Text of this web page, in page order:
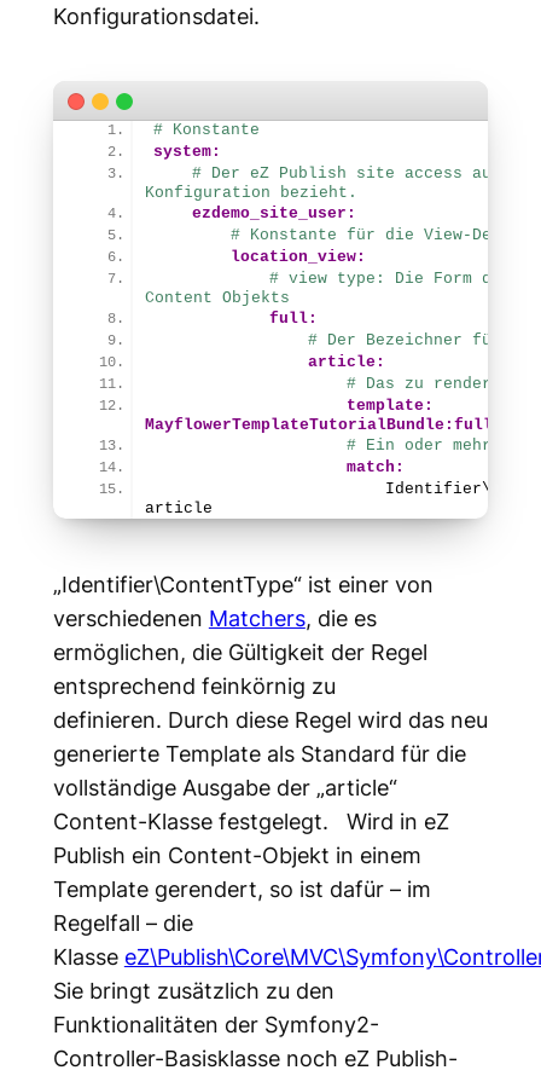
Konfigurationsdatei.
# Konstante
system:
# Der eZ Publish site access auf
Konfiguration bezieht.
ezdemo_site_user:
# Konstante für die View-
location_view:
# view type: Die Form der
Content Objekts
full:
# Der Bezeichner für die
article:
# Das zu rendernde
template:
MayflowerTemplateTutorialBundle: full:
# Ein oder mehrere
match:
                        Identifier\
article
„Identifier\ContentType“ ist einer von
verschiedenen Matchers, die es
ermöglichen, die Gültigkeit der Regel
entsprechend feinkörnig zu
definieren. Durch diese Regel wird das neu
generierte Template als Standard für die
vollständige Ausgabe der „article“
Content-Klasse festgelegt. Wird in eZ
Publish ein Content-Objekt in einem
Template gerendert, so ist dafür – im
Regelfall – die
Klasse
Sie bringt zusätzlich zu den
Funktionalitäten der Symfony2-
Controller-Basisklasse noch eZ Publish-